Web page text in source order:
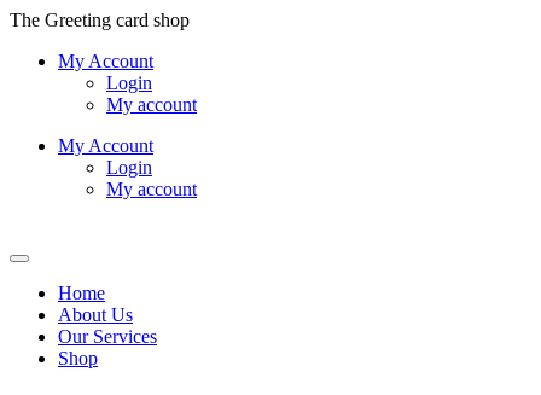
Skip
content
The Greeting card shop
My Account
Login
My account
My Account
Login
My account
Home
About Us
Our Services
Shop